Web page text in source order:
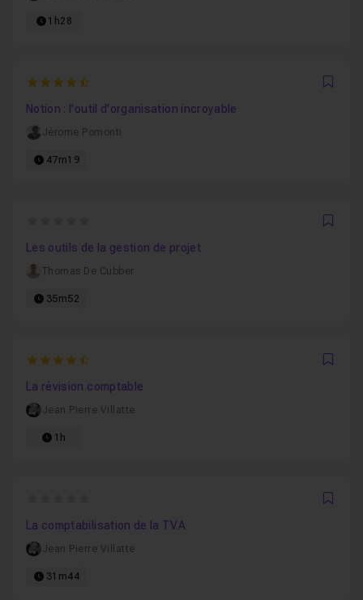
1h28
4.2222222222222
Notion : l'outil d'organisation incroyable
Jérome Pomonti
47m19
Les outils de la gestion de projet
Thomas De Cubber
35m52
4.5
La révision comptable
Jean Pierre Villatte
1h
La comptabilisation de la TVA
Jean Pierre Villatte
31m44